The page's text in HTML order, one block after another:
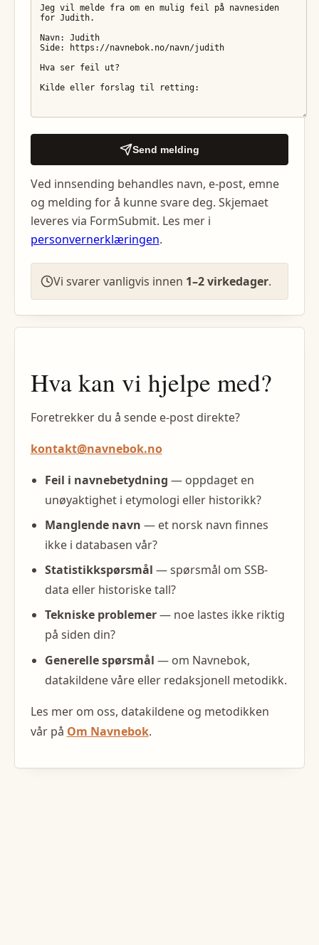
Send melding
Ved innsending behandles navn, e-post, emne
og melding for å kunne svare deg. Skjemaet
leveres via FormSubmit. Les mer i
personvernerklæringen.
Vi svarer vanligvis innen 1–2 virkedager.
Hva kan vi hjelpe med?
Foretrekker du å sende e-post direkte?
kontakt@navnebok.no
Feil i navnebetydning — oppdaget en
unøyaktighet i etymologi eller historikk?
Manglende navn — et norsk navn finnes
ikke i databasen vår?
Statistikkspørsmål — spørsmål om SSB-
data eller historiske tall?
Tekniske problemer— noe lastes ikke riktig
på siden din?
Generelle spørsmål — om Navnebok,
datakildene våre eller redaksjonell metodikk.
Les mer om oss, datakildene og metodikken
vår på Om Navnebok.